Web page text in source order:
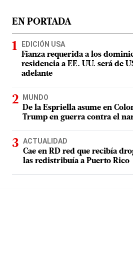
EN PORTADA
EDICIÓN USA
Fianza requerida a los
residencia a EE. UU. será de
adelante
MUNDO
De la Espriella asume en
Trump en guerra contra el
ACTUALIDAD
Cae en RD red que recibía
las redistribuía a Puerto Rico